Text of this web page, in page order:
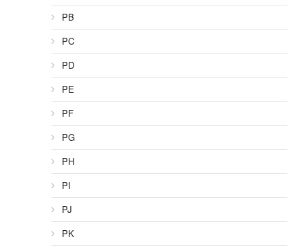
PB
PC
PD
PE
PF
PG
PH
PI
PJ
PK